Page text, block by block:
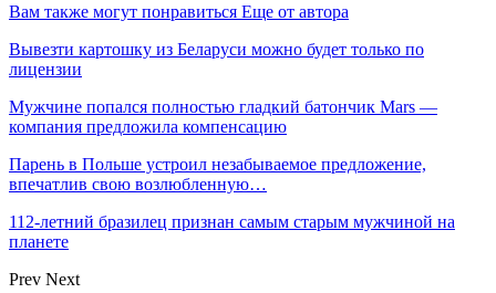
Вам также могут понравиться Еще от автора
Вывезти картошку из Беларуси можно будет только по
лицензии
Мужчине попался полностью гладкий батончик Mars —
компания предложила компенсацию
Парень в Польше устроил незабываемое предложение,
впечатлив свою возлюбленную…
112-летний бразилец признан самым старым мужчиной на
планете
Prev Next